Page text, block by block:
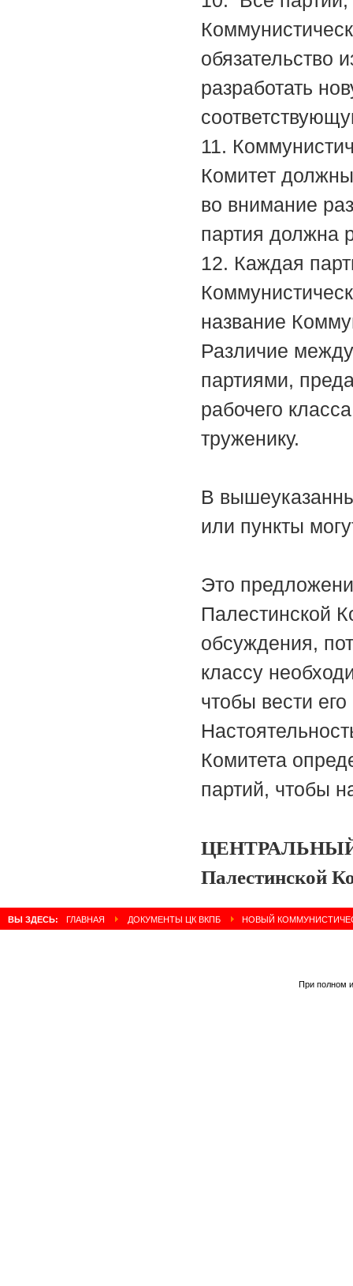
обязательство
разработать
11.
Комитет
во внимание
партия должна
12. Каждая
название
Различие
партиями,
рабочего
труженику.
В
или пункты
Это
Палестинской
обсуждения,
классу
чтобы вести
Комитета
партий, чтобы
Палестинской
ВЫ ЗДЕСЬ: ГЛАВНАЯ ДОКУМЕНТЫ ЦК ВКПБ НОВЫЙ
При полном